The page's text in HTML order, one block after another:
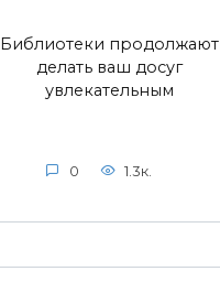
Библиотеки продолжают
делать ваш досуг
увлекательным
0 1.3к.